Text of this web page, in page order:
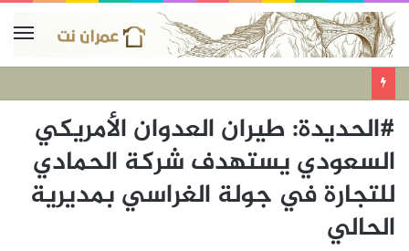
#الحديدة: طيران العدوان الأمريكي
السعودي يستهدف شركة الحمادي
للتجارة في جولة الغراسي بمديرية
الحالي